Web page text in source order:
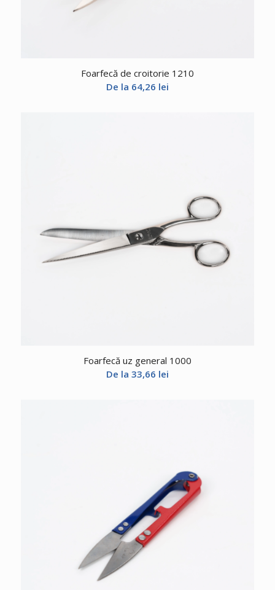
Foarfecă de croitorie 1210
De la 64,26 lei
Foarfecă uz general 1000
De la 33,66 lei